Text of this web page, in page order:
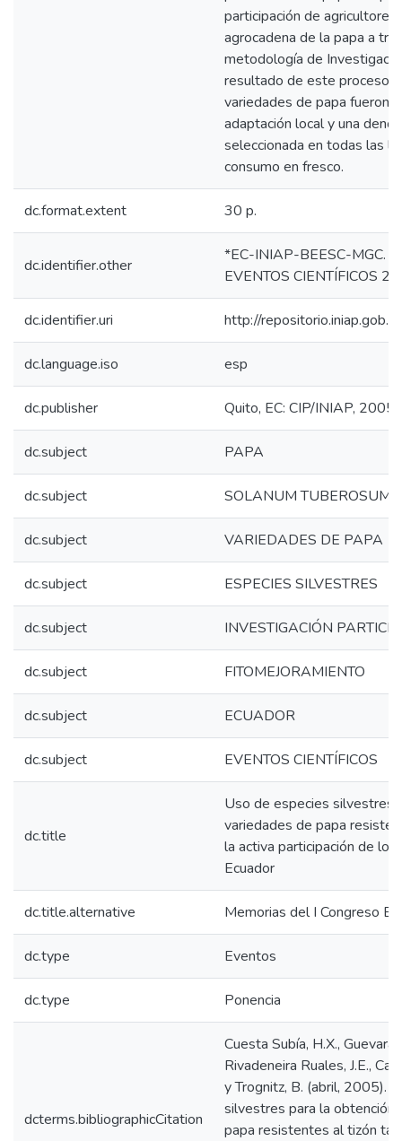
participación de
agrocadena de la papa a
metodología de
resultado de este proceso
variedades de papa fueron
adaptación local y una
seleccionada en todas las
consumo en fresco.
dc.format.extent 30 p.
dc.identifier.other
*EC-INIAP-BEESC-MGC.
EVENTOS CIENTÍFICOS
dc.identifier.uri http://
dc.language.iso esp
dc.publisher Quito, EC: CIP/INIAP, 2005
dc.subject PAPA
dc.subject SOLANUM TUBEROSUM
dc.subject VARIEDADES DE PAPA
dc.subject ESPECIES SILVESTRES
dc.subject INVESTIGACIÓN
dc.subject FITOMEJORAMIENTO
dc.subject ECUADOR
dc.subject EVENTOS CIENTÍFICOS
dc.title
Uso de especies silvestres
variedades de papa
la activa participación de
Ecuador
dc.title.alternative Memorias del I Congreso
dc.type Eventos
dc.type Ponencia
dcterms.bibliographicCitation
Cuesta Subía, H.X., Guevara,
Rivadeneira Ruales, J.E.,
y Trognitz, B. (abril, 2005).
silvestres para la obtención
papa resistentes al tizón